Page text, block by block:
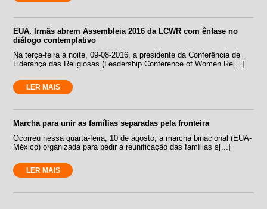
EUA. Irmãs abrem Assembleia 2016 da LCWR com ênfase no
diálogo contemplativo
Na terça-feira à noite, 09-08-2016, a presidente da Conferência de
Liderança das Religiosas (Leadership Conference of Women Re[...]
LER MAIS
Marcha para unir as famílias separadas pela fronteira
Ocorreu nessa quarta-feira, 10 de agosto, a marcha binacional (EUA-
México) organizada para pedir a reunificação das famílias s[...]
LER MAIS